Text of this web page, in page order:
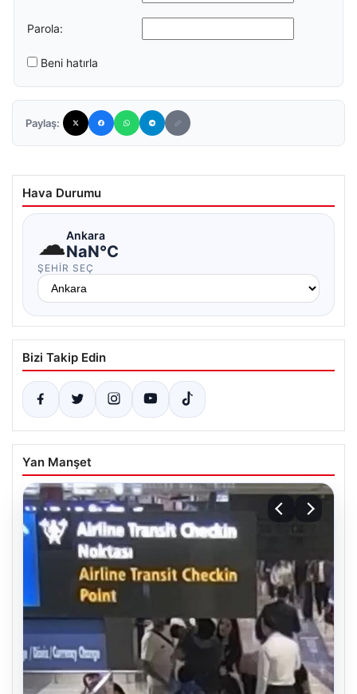
Parola:
Beni hatırla
Paylaş:
Hava Durumu
☁Ankara
NaN°C
ŞEHIR SEÇ
Bizi Takip Edin
Yan Manşet